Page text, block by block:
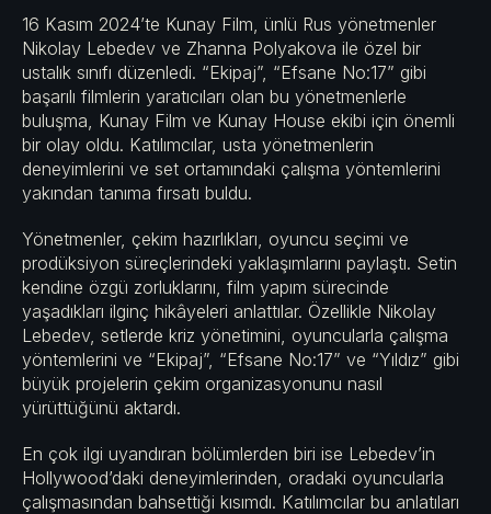
16 Kasım 2024’te Kunay Film, ünlü Rus yönetmenler
Nikolay Lebedev ve Zhanna Polyakova ile özel bir
ustalık sınıfı düzenledi. “Ekipaj”, “Efsane No:17” gibi
başarılı filmlerin yaratıcıları olan bu yönetmenlerle
buluşma, Kunay Film ve Kunay House ekibi için önemli
bir olay oldu. Katılımcılar, usta yönetmenlerin
deneyimlerini ve set ortamındaki çalışma yöntemlerini
yakından tanıma fırsatı buldu.
Yönetmenler, çekim hazırlıkları, oyuncu seçimi ve
prodüksiyon süreçlerindeki yaklaşımlarını paylaştı. Setin
kendine özgü zorluklarını, film yapım sürecinde
yaşadıkları ilginç hikâyeleri anlattılar. Özellikle Nikolay
Lebedev, setlerde kriz yönetimini, oyuncularla çalışma
yöntemlerini ve “Ekipaj”, “Efsane No:17” ve “Yıldız” gibi
büyük projelerin çekim organizasyonunu nasıl
yürüttüğünü aktardı.
En çok ilgi uyandıran bölümlerden biri ise Lebedev’in
Hollywood’daki deneyimlerinden, oradaki oyuncularla
çalışmasından bahsettiği kısımdı. Katılımcılar bu anlatıları